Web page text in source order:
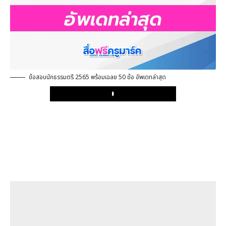
ข้อสอบนักธรรมตรี 2565 พร้อมเฉลย 50 ข้อ อัพเดทล่าสุด
Play